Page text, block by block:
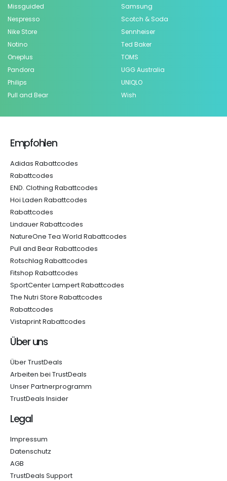
Missguided
Nespresso
Nike Store
Notino
Oneplus
Pandora
Philips
Pull and Bear
Samsung
Scotch & Soda
Sennheiser
Ted Baker
TOMS
UGG Australia
UNIQLO
Wish
Empfohlen
Adidas Rabattcodes
Rabattcodes
END. Clothing Rabattcodes
Hoi Laden Rabattcodes
Rabattcodes
Lindauer Rabattcodes
NatureOne Tea World Rabattcodes
Pull and Bear Rabattcodes
Rotschlag Rabattcodes
Fitshop Rabattcodes
SportCenter Lampert Rabattcodes
The Nutri Store Rabattcodes
Rabattcodes
Vistaprint Rabattcodes
Über uns
Über TrustDeals
Arbeiten bei TrustDeals
Unser Partnerprogramm
TrustDeals Insider
Legal
Impressum
Datenschutz
AGB
TrustDeals Support